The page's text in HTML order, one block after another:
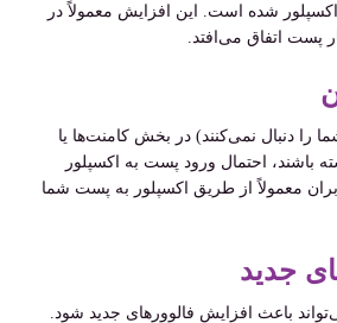
اکسپلور شده است. این افزایش معمولاً در
پست اتفاق می‌افتد.
را دنبال نمی‌کنند) در بخش کامنت‌ها یا
باشند، احتمال ورود پست به اکسپلور
معمولاً از طریق اکسپلور به پست شما
جدید
باعث افزایش فالوورهای جدید شود.